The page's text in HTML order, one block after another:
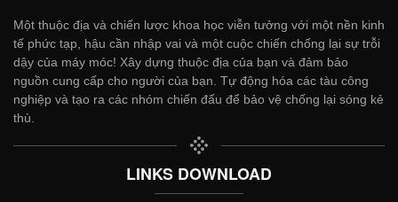
Một thuộc địa và chiến lược khoa học viễn tưởng với một nền kinh
tế phức tạp, hậu cần nhập vai và một cuộc chiến chống lại sự trỗi
dậy của máy móc! Xây dựng thuộc địa của bạn và đảm bảo
nguồn cung cấp cho người của bạn. Tự động hóa các tàu công
nghiệp và tạo ra các nhóm chiến đấu để bảo vệ chống lại sóng kẻ
thù.
LINKS DOWNLOAD